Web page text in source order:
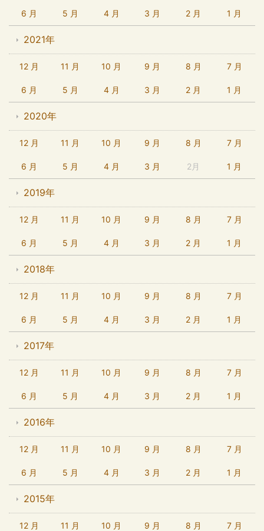
6 月 5 月 4 月 3 月 2 月 1 月
2021年
12 月 11 月 10 月 9 月 8 月 7 月
6 月 5 月 4 月 3 月 2 月 1 月
2020年
12 月 11 月 10 月 9 月 8 月 7 月
6 月 5 月 4 月 3 月 2月 1 月
2019年
12 月 11 月 10 月 9 月 8 月 7 月
6 月 5 月 4 月 3 月 2 月 1 月
2018年
12 月 11 月 10 月 9 月 8 月 7 月
6 月 5 月 4 月 3 月 2 月 1 月
2017年
12 月 11 月 10 月 9 月 8 月 7 月
6 月 5 月 4 月 3 月 2 月 1 月
2016年
12 月 11 月 10 月 9 月 8 月 7 月
6 月 5 月 4 月 3 月 2 月 1 月
2015年
12 月 11 月 10 月 9 月 8 月 7 月